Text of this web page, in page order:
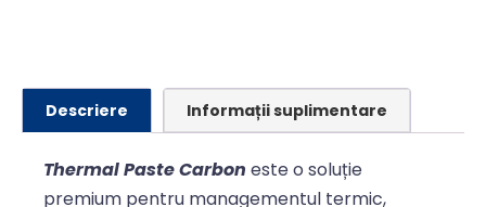
Descriere Informații suplimentare
Thermal Paste Carbon este o soluție
premium pentru managementul termic,